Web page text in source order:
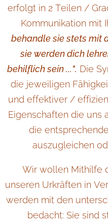
erfolgt in 2 Teilen /
Kommunikation mit
behandle sie stets mit
sie werden dich
behilflich sein ...". Die
die jeweiligen
und effektiver /
Eigenschaften die uns
die
auszugleichen
Wir wollen Mithilfe
unseren Urkräften in
werden mit den
bedacht: Sie sind